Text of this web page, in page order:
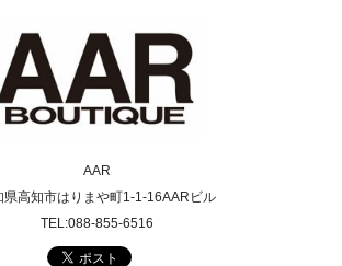
AAR
県高知市はりまや町1-1-16AARビル
TEL:088-855-6516